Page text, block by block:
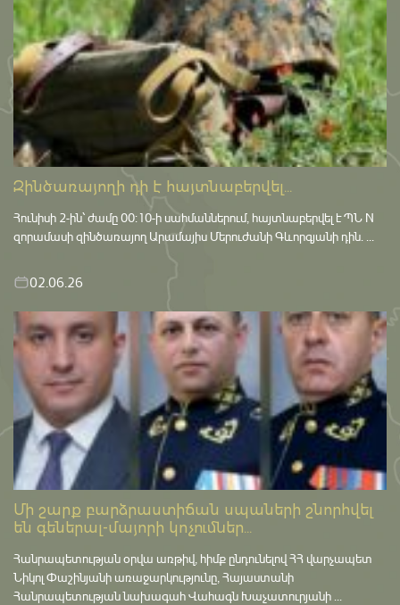
Զինծառայողի դի է հայտնաբերվել...
Հունիսի 2-ին՝ ժամը 00:10-ի սահմաններում, հայտնաբերվել է ՊՆ N
զորամասի զինծառայող Արամայիս Մերուժանի Գևորգյանի դին. ...
02.06.26
Մի շարք բարձրաստիճան սպաների շնորհվել
են գեներալ-մայորի կոչումներ...
Հանրապետության օրվա առթիվ, հիմք ընդունելով ՀՀ վարչապետ
Նիկոլ Փաշինյանի առաջարկությունը, Հայաստանի
Հանրապետության նախագահ Վահագն Խաչատուրյանի ...